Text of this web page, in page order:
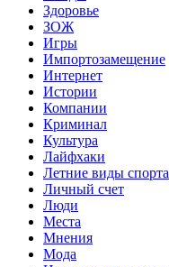
Здоровье
ЗОЖ
Игры
Импортозамещение
Интернет
Истории
Компании
Криминал
Культура
Лайфхаки
Летние виды спорта
Личный счет
Люди
Места
Мнения
Мода